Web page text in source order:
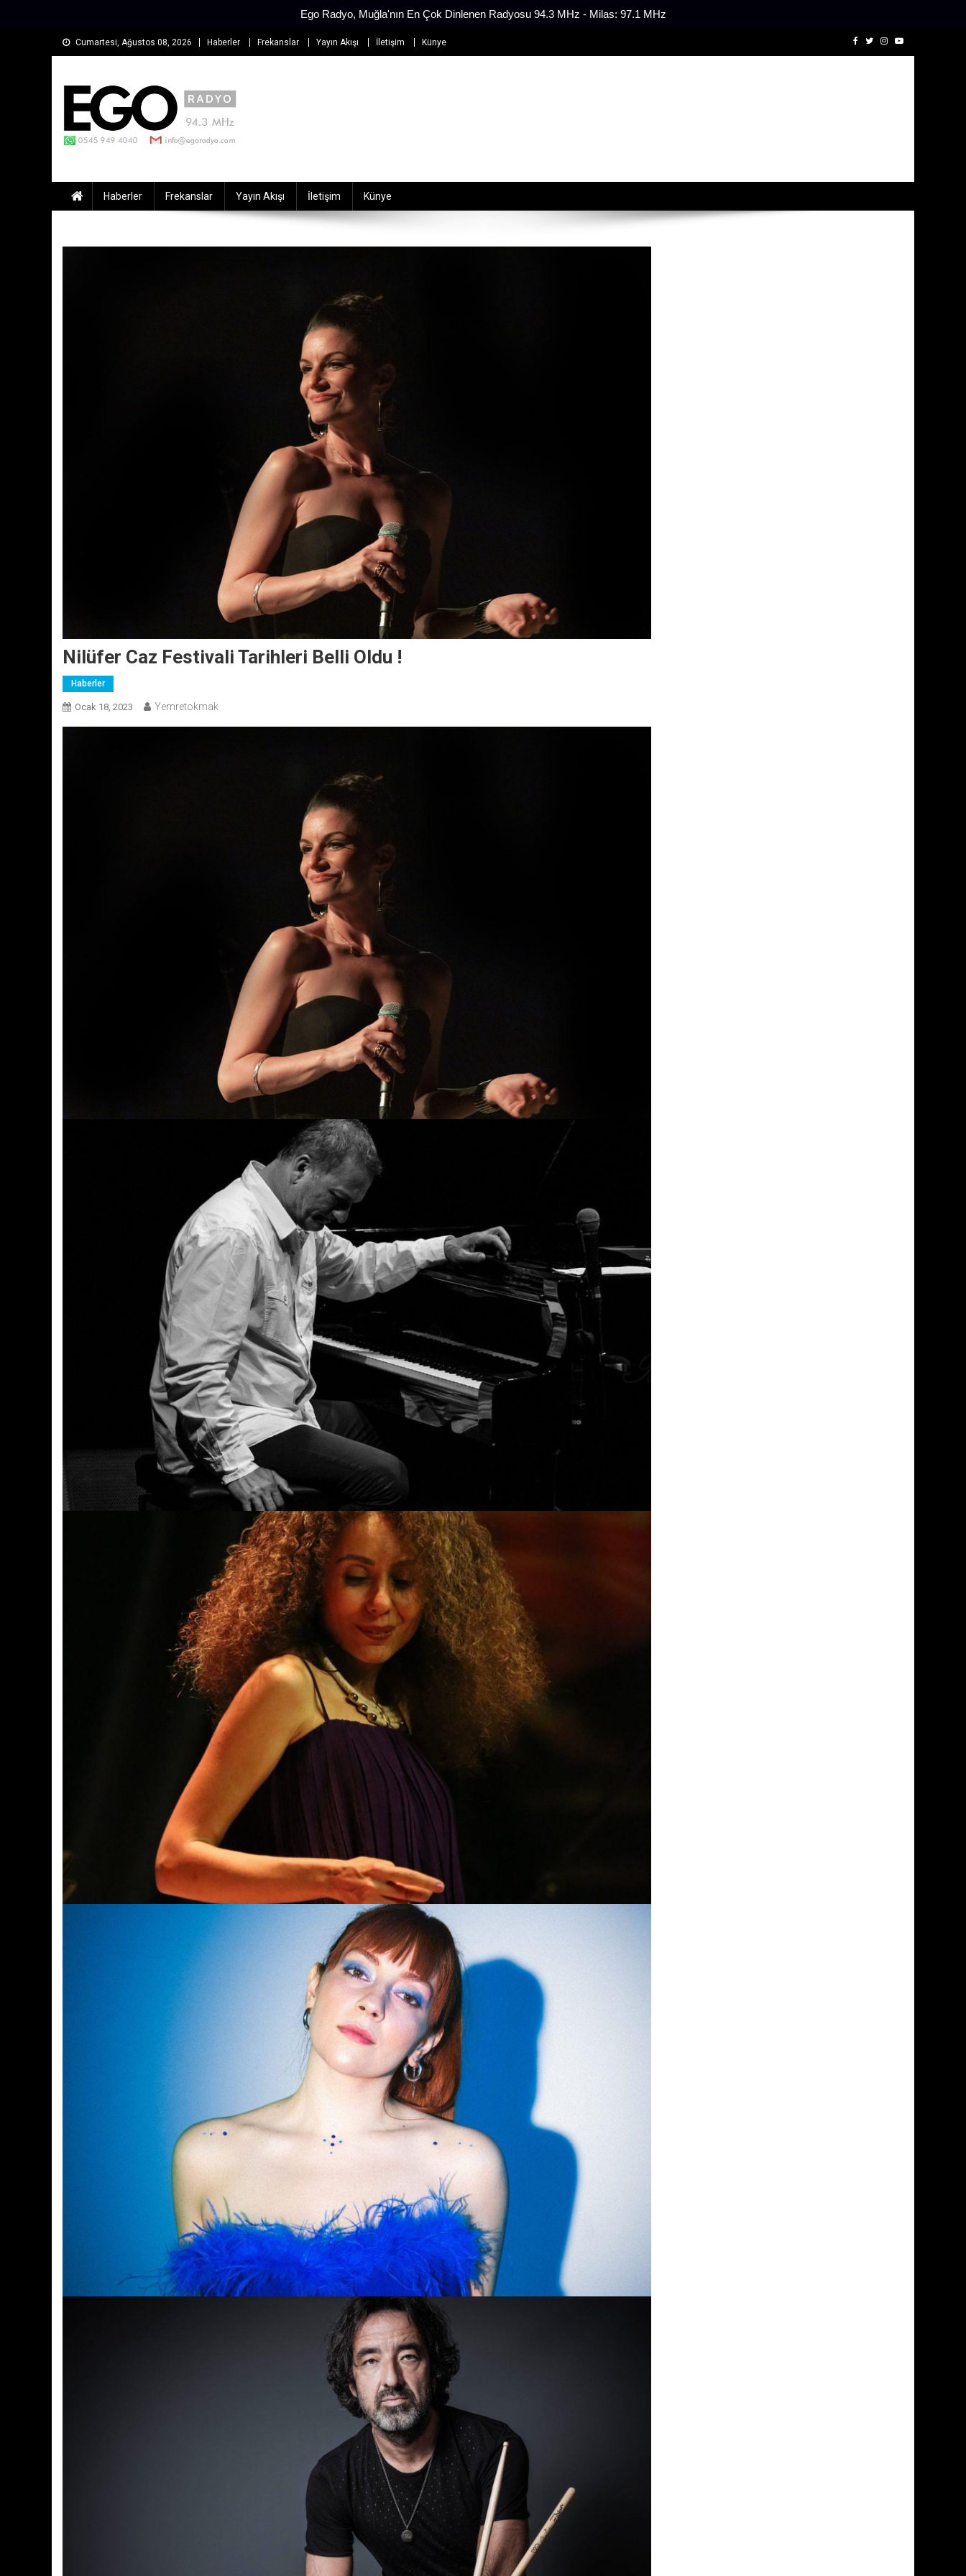
Ego Radyo, Muğla'nın En Çok Dinlenen Radyosu 94.3 MHz - Milas: 97.1 MHz
Skip
to
Cumartesi, Ağustos 08, 2026 Haberler Frekanslar Yayın Akışı İletişim Künye
Haberler Frekanslar Yayın Akışı İletişim Künye
Nilüfer Caz Festivali Tarihleri Belli Oldu !
Haberler
Ocak 18, 2023 Yemretokmak